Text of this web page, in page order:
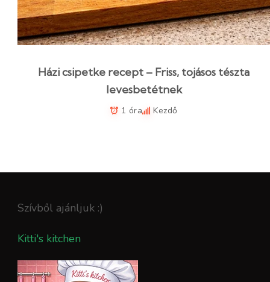
Házi csipetke recept – Friss, tojásos tészta
levesbetétnek
1 óra Kezdő
Szívből ajánljuk :)
Kitti's kitchen